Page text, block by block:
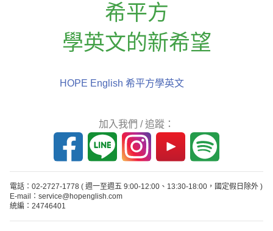
希平方
學英文的新希望
HOPE English 希平方學英文
加入我們 / 追蹤：
電話：02-2727-1778 ( 週一至週五 9:00-12:00、13:30-18:00，國定假日除外 )
E-mail：service@hopenglish.com
統編：24746401